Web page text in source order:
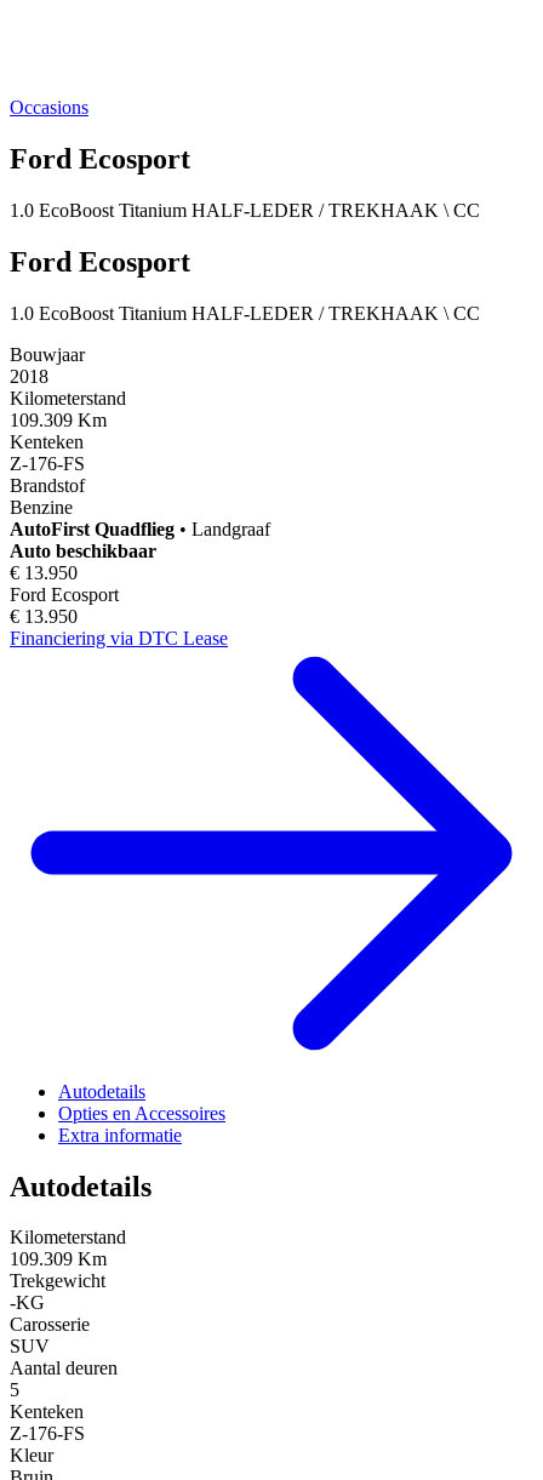
Occasions
Ford Ecosport
1.0 EcoBoost Titanium HALF-LEDER / TREKHAAK \ CC
Ford Ecosport
1.0 EcoBoost Titanium HALF-LEDER / TREKHAAK \ CC
Bouwjaar
2018
Kilometerstand
109.309 Km
Kenteken
Z-176-FS
Brandstof
Benzine
AutoFirst Quadflieg • Landgraaf
Auto beschikbaar
€ 13.950
Ford Ecosport
€ 13.950
Financiering via DTC Lease
Autodetails
Opties en Accessoires
Extra informatie
Autodetails
Kilometerstand
109.309 Km
Trekgewicht
-KG
Carosserie
SUV
Aantal deuren
5
Kenteken
Z-176-FS
Kleur